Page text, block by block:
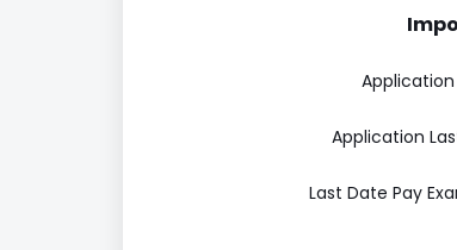
Application
Last Date Pay